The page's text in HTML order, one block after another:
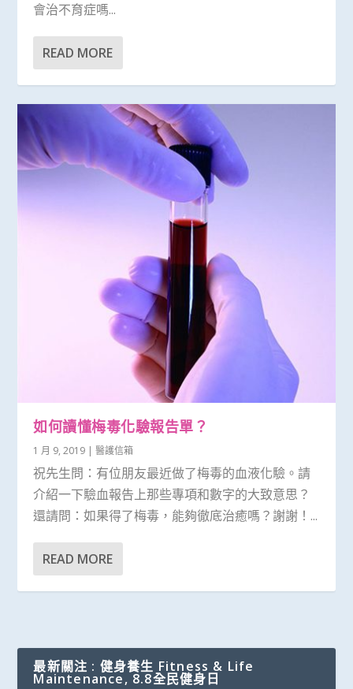
會治不育症嗎...
READ MORE
如何讀懂梅毒化驗報告單？
1 月 9, 2019 |醫護信箱
祝先生問：有位朋友最近做了梅毒的血液化驗。請
介紹一下驗血報告上那些專項和數字的大致意思？
還請問：如果得了梅毒，能夠徹底治癒嗎？謝謝！...
READ MORE
最新關注 : 健身養生 Fitness & Life
Maintenance, 8.8全民健身日